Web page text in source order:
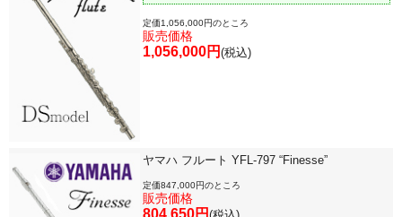
定価1,056,000円のところ
販売価格
1,056,000円 (税込)
ヤマハ フルート YFL-797 “Finesse”
定価847,000円のところ
販売価格
804,650円